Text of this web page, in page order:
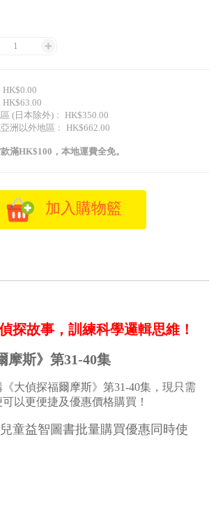
1
HK$0.00
HK$63.00
(日本除外)﹕ HK$350.00
洲以外地區﹕ HK$662.00
滿HK$100，本地運費全免。
加入購物籃
探故事，訓練科學邏輯思維！
摩斯》第31-40集
大偵探福爾摩斯》第31-40集，現只需
以更便捷及優惠價格購買！
童益智圖書批量購買優惠同時使